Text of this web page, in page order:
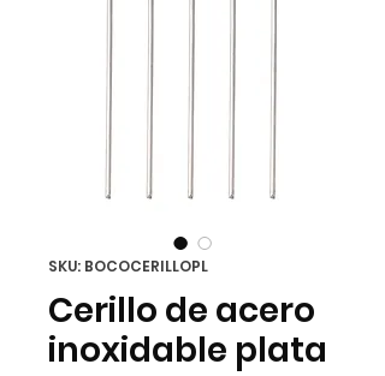
SKU: BOCOCERILLOPL
Cerillo de acero
inoxidable plata